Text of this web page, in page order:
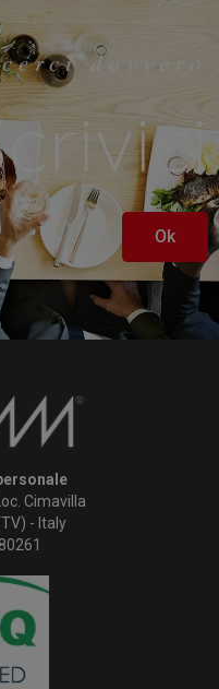
davvero
Ok
Cimavilla
- Italy